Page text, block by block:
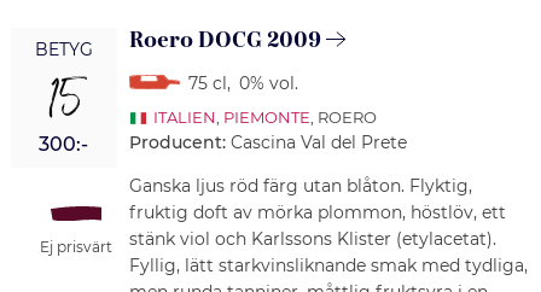
BETYG
15
300:-
Ej prisvärt
Roero DOCG 2009
75 cl, 0% vol.
ITALIEN PIEMONTE , ROERO
Producent: Cascina Val del Prete
Ganska ljus röd färg utan blåton. Flyktig,
fruktig doft av mörka plommon, höstlöv, ett
stänk viol och Karlssons Klister (etylacetat).
Fyllig, lätt starkvinsliknande smak med tydliga,